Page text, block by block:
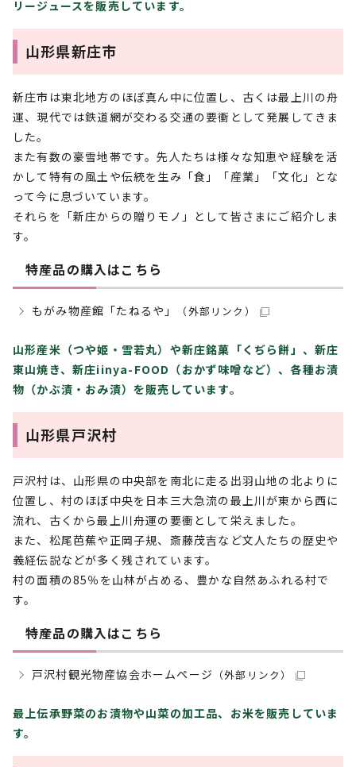
リージュースを販売しています。
山形県新庄市
新庄市は東北地方のほぼ真ん中に位置し、古くは最上川の舟
運、現代では鉄道網が交わる交通の要衝として発展してきま
した。
また有数の豪雪地帯です。先人たちは様々な知恵や経験を活
かして特有の風土や伝統を生み「食」「産業」「文化」とな
って今に息づいています。
それらを「新庄からの贈りモノ」として皆さまにご紹介しま
す。
特産品の購入はこちら
もがみ物産館「たねるや」 （外部リンク）
山形産米（つや姫・雪若丸）や新庄銘菓「くぢら餅」、新庄
東山焼き、新庄iinya-FOOD（おかず味噌など）、各種お漬
物（かぶ漬・おみ漬）を販売しています。
山形県戸沢村
戸沢村は、山形県の中央部を南北に走る出羽山地の北よりに
位置し、村のほぼ中央を日本三大急流の最上川が東から西に
流れ、古くから最上川舟運の要衝として栄えました。
また、松尾芭蕉や正岡子規、斎藤茂吉など文人たちの歴史や
義経伝説などが多く残されています。
村の面積の85％を山林が占める、豊かな自然あふれる村で
す。
特産品の購入はこちら
戸沢村観光物産協会ホームページ （外部リンク）
最上伝承野菜のお漬物や山菜の加工品、お米を販売していま
す。